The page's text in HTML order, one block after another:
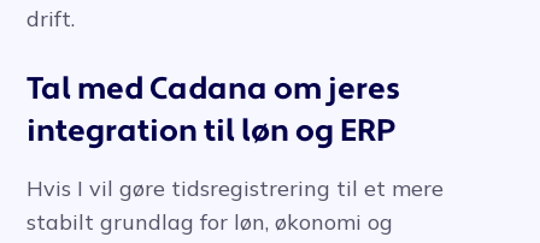
drift.
Tal med Cadana om jeres
integration til løn og ERP
Hvis I vil gøre tidsregistrering til et mere
stabilt grundlag for løn, økonomi og